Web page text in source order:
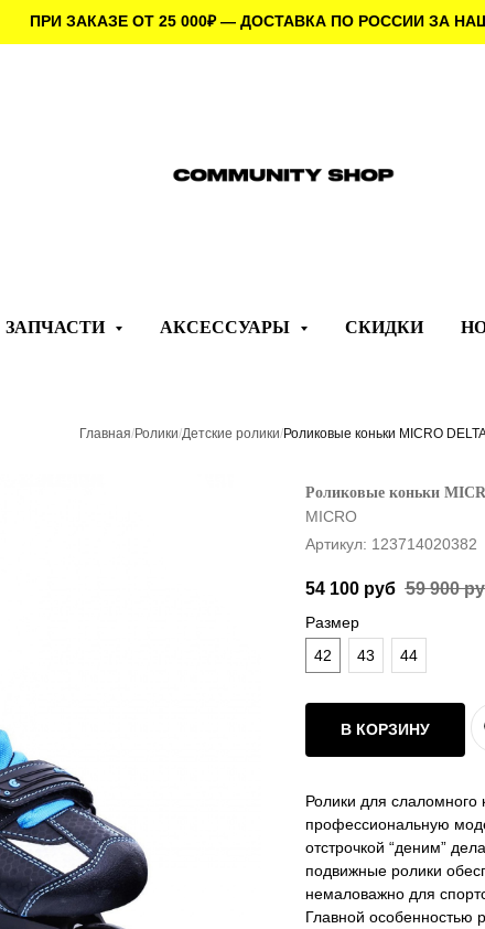
ПРИ ЗАКАЗЕ ОТ 25 000₽— ДОСТАВКА ПО РОССИИ ЗА
ЗАПЧАСТИ АКСЕССУАРЫ СКИДКИ
Главная/Ролики/Детские ролики/Роликовые коньки MICRO
Роликовые коньки
MICRO
Артикул: 123714020382
54 100 руб 59 900
Размер
42
43 44
В КОРЗИНУ
Ролики для слаломного
профессиональную
отстрочкой “деним”
подвижные ролики
немаловажно для
Главной особенностью